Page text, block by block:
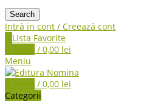
Search
Intră in cont / Creează cont
0 Lista Favorite
0 items / 0,00 lei
Meniu
0 items / 0,00 lei
Categorii